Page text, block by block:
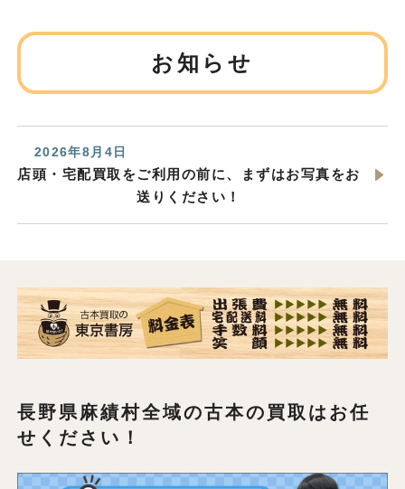
お知らせ
2026年8月4日
店頭・宅配買取をご利用の前に、まずはお写真をお
送りください！
長野県麻績村全域の古本の買取はお任
せください！